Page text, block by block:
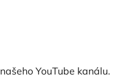
našeho YouTube kanálu.